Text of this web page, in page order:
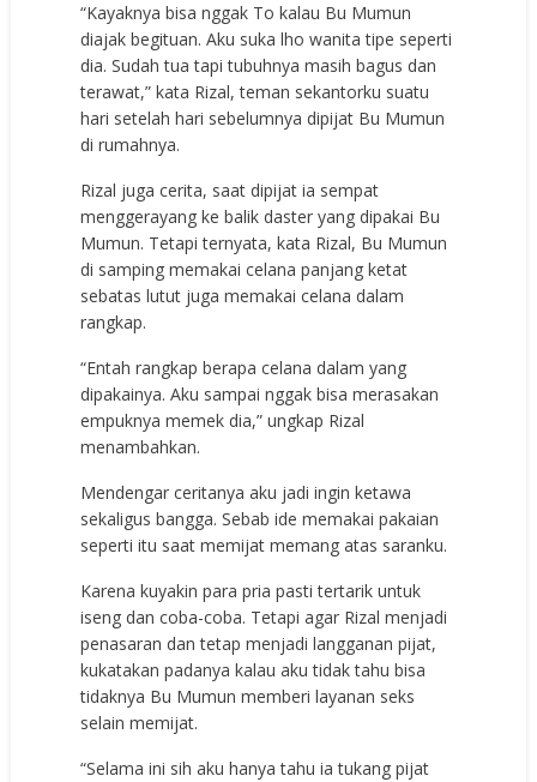
“Kayaknya bisa nggak To kalau Bu Mumun
diajak begituan. Aku suka lho wanita tipe seperti
dia. Sudah tua tapi tubuhnya masih bagus dan
terawat,” kata Rizal, teman sekantorku suatu
hari setelah hari sebelumnya dipijat Bu Mumun
di rumahnya.
Rizal juga cerita, saat dipijat ia sempat
menggerayang ke balik daster yang dipakai Bu
Mumun. Tetapi ternyata, kata Rizal, Bu Mumun
di samping memakai celana panjang ketat
sebatas lutut juga memakai celana dalam
rangkap.
“Entah rangkap berapa celana dalam yang
dipakainya. Aku sampai nggak bisa merasakan
empuknya memek dia,” ungkap Rizal
menambahkan.
Mendengar ceritanya aku jadi ingin ketawa
sekaligus bangga. Sebab ide memakai pakaian
seperti itu saat memijat memang atas saranku.
Karena kuyakin para pria pasti tertarik untuk
iseng dan coba-coba. Tetapi agar Rizal menjadi
penasaran dan tetap menjadi langganan pijat,
kukatakan padanya kalau aku tidak tahu bisa
tidaknya Bu Mumun memberi layanan seks
selain memijat.
“Selama ini sih aku hanya tahu ia tukang pijat